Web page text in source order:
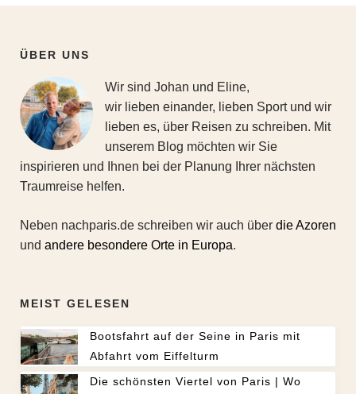
ÜBER UNS
Wir sind Johan und Eline,
wir lieben einander, lieben Sport und wir
lieben es, über Reisen zu schreiben. Mit
unserem Blog möchten wir Sie
inspirieren und Ihnen bei der Planung Ihrer nächsten
Traumreise helfen.
Neben nachparis.de schreiben wir auch über die Azoren
und andere besondere Orte in Europa.
MEIST GELESEN
Bootsfahrt auf der Seine in Paris mit
Abfahrt vom Eiffelturm
Die schönsten Viertel von Paris | Wo